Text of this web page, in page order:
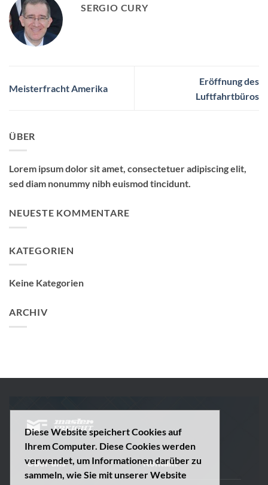
Diese Website speichert Cookies auf
Ihrem Computer. Diese Cookies werden
verwendet, um Informationen darüber zu
sammeln, wie Sie mit unserer Website
SERGIO CURY
Meisterfracht Amerika
Eröffnung des
Luftfahrtbüros
ÜBER
Lorem ipsum dolor sit amet, consectetuer adipiscing elit,
sed diam nonummy nibh euismod tincidunt.
NEUESTE KOMMENTARE
KATEGORIEN
Keine Kategorien
ARCHIV
Über uns Kontakt